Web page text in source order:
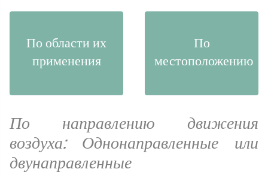
По области их
применения
По
местоположению
По направлению движения
воздуха: Однонаправленные или
двунаправленные